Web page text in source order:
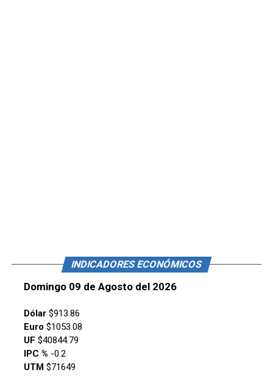
INDICADORES ECONÓMICOS
Domingo 09 de Agosto del 2026
Dólar$913.86
Euro $1053.08
UF $40844.79
IPC % -0.2
UTM$71649